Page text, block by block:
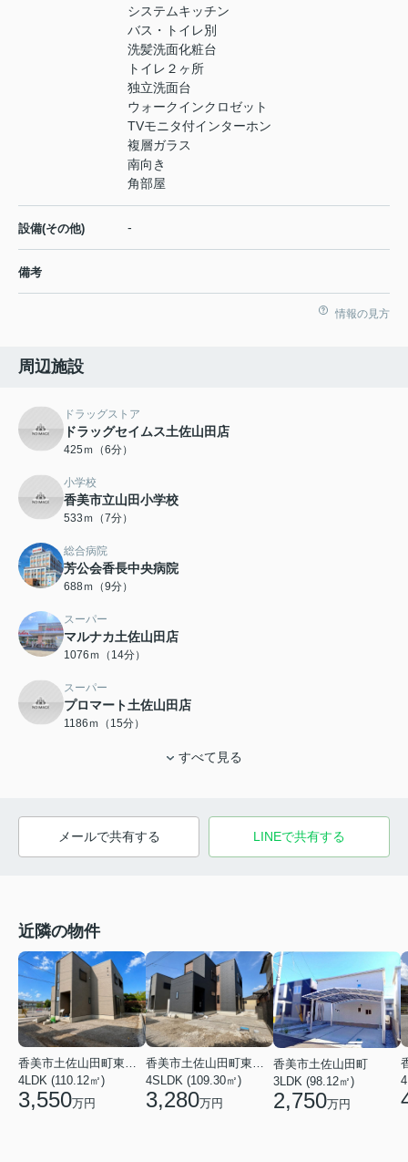
システムキッチン
バス・トイレ別
洗髪洗面化粧台
トイレ２ヶ所
独立洗面台
ウォークインクロゼット
TVモニタ付インターホン
複層ガラス
南向き
角部屋
設備(その他) -
備考
情報の見方
周辺施設
ドラッグストア
ドラッグセイムス土佐山田店
425ｍ（6分）
小学校
香美市立山田小学校
533ｍ（7分）
総合病院
芳公会香長中央病院
688ｍ（9分）
スーパー
マルナカ土佐山田店
1076ｍ（14分）
スーパー
プロマート土佐山田店
1186ｍ（15分）
すべて見る
メールで共有する LINEで共有する
近隣の物件
香美市土佐山田町東本町２丁目
4LDK (110.12㎡)
3,550万円
香美市土佐山田町東本町２丁目
4SLDK (109.30㎡)
3,280万円
香美市土佐山田町
3LDK (98.12㎡)
2,750万円